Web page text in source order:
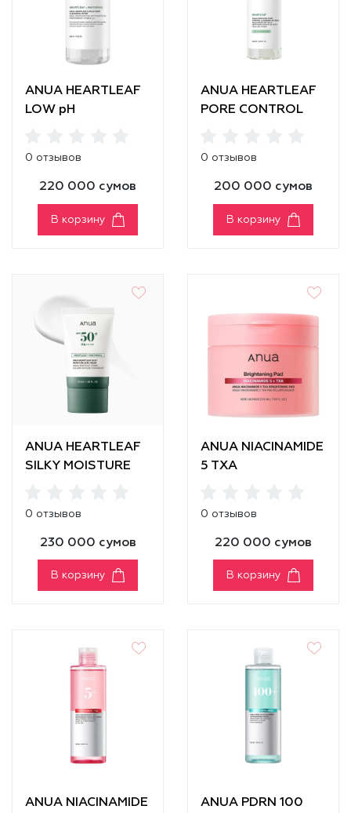
ANUA HEARTLEAF
LOW pH
0 отзывов
220 000 сумов
В корзину
ANUA HEARTLEAF
PORE CONTROL
0 отзывов
200 000 сумов
В корзину
ANUA HEARTLEAF
SILKY MOISTURE
0 отзывов
230 000 сумов
В корзину
ANUA NIACINAMIDE
5 TXA
0 отзывов
220 000 сумов
В корзину
ANUA NIACINAMIDE ANUA PDRN 100